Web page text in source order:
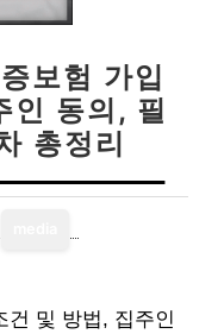
보험 가입
인 동의, 필
총정리
건 및 방법, 집주인